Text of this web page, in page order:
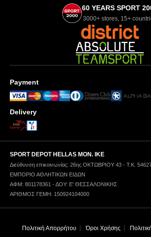
60 YEARS SPORT
3000+ stores, 15+
Payment
Delivery
SPORT DEPOT HELLAS ΜΟΝ. ΙΚΕ
Διεύθυνση επικοινωνίας: 26ης ΟΚΤΩΒΡΙΟΥ 43 - Τ.Κ.
ΕΜΠΟΡΙΟ ΑΘΛΗΤΙΚΩΝ ΕΙΔΩΝ
ΑΦΜ: 801178361 - ΔΟΥ: Ε' ΘΕΣΣΑΛΟΝΙΚΗΣ
ΑΡΙΘΜΟΣ ΓΕΜΗ: 150924104000
Πολιτική Απορρήτου Όροι Χρήσης